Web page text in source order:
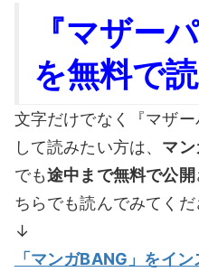
『マザー
を無料で
文字だけでなく『マザ
して読みたい方は、 マン
でも途中まで無料で公開
ちらでも読んでみてくだ
↓
「マンガBANG 」をイ